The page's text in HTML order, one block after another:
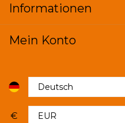
Informationen
Mein Konto
€